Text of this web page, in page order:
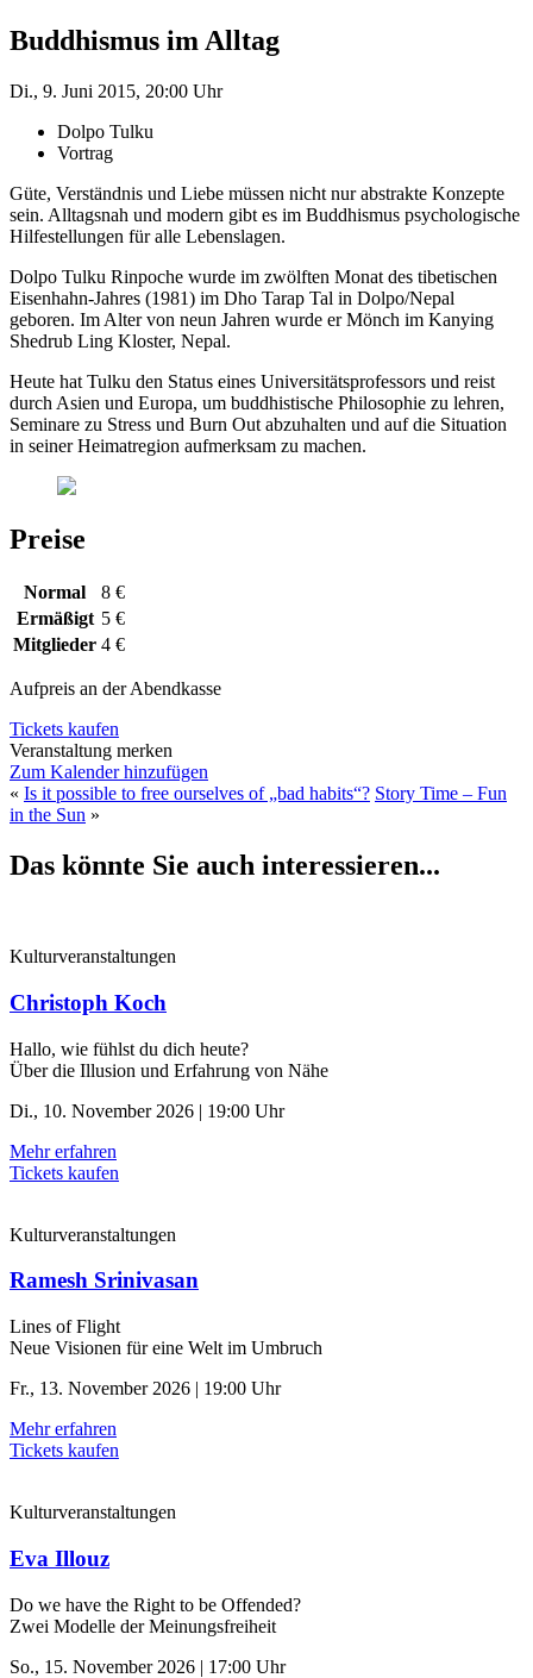
Buddhismus im Alltag
Di., 9. Juni 2015, 20:00 Uhr
Dolpo Tulku
Vortrag
Güte, Verständnis und Liebe müssen nicht nur abstrakte Konzepte
sein. Alltagsnah und modern gibt es im Buddhismus psychologische
Hilfestellungen für alle Lebenslagen.
Dolpo Tulku Rinpoche wurde im zwölften Monat des tibetischen
Eisenhahn-Jahres (1981) im Dho Tarap Tal in Dolpo/Nepal
geboren. Im Alter von neun Jahren wurde er Mönch im Kanying
Shedrub Ling Kloster, Nepal.
Heute hat Tulku den Status eines Universitätsprofessors und reist
durch Asien und Europa, um buddhistische Philosophie zu lehren,
Seminare zu Stress und Burn Out abzuhalten und auf die Situation
in seiner Heimatregion aufmerksam zu machen.
Preise
Normal
8 €
Ermäßigt 5 €
Mitglieder 4 €
Aufpreis an der Abendkasse
Tickets kaufen
Veranstaltung merken
Zum Kalender hinzufügen
« Is it possible to free ourselves of „bad habits“? Story Time – Fun
in the Sun »
Das könnte Sie auch interessieren...
Kulturveranstaltungen
Christoph Koch
Hallo, wie fühlst du dich heute?
Über die Illusion und Erfahrung von Nähe
Di., 10. November 2026 | 19:00 Uhr
Mehr erfahren
Tickets kaufen
Kulturveranstaltungen
Ramesh Srinivasan
Lines of Flight
Neue Visionen für eine Welt im Umbruch
Fr., 13. November 2026 | 19:00 Uhr
Mehr erfahren
Tickets kaufen
Kulturveranstaltungen
Eva Illouz
Do we have the Right to be Offended?
Zwei Modelle der Meinungsfreiheit
So., 15. November 2026 | 17:00 Uhr